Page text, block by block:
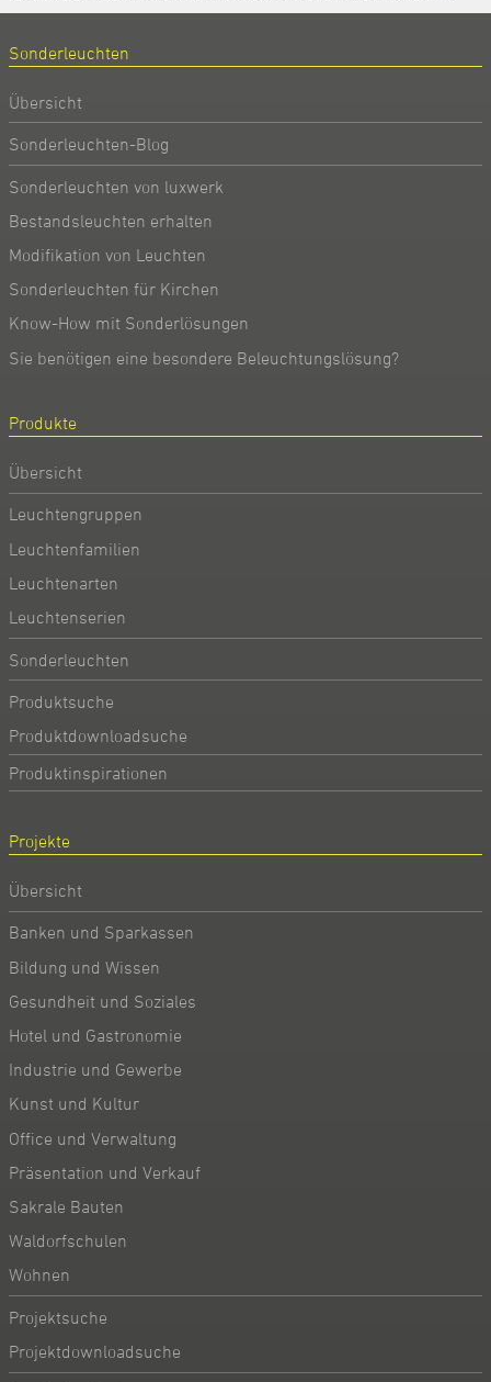
Sonderleuchten
Übersicht
Sonderleuchten-Blog
Sonderleuchten von luxwerk
Bestandsleuchten erhalten
Modifikation von Leuchten
Sonderleuchten für Kirchen
Know-How mit Sonderlösungen
Sie benötigen eine besondere Beleuchtungslösung?
Produkte
Übersicht
Leuchtengruppen
Leuchtenfamilien
Leuchtenarten
Leuchtenserien
Sonderleuchten
Produktsuche
Produktdownloadsuche
Produktinspirationen
Projekte
Übersicht
Banken und Sparkassen
Bildung und Wissen
Gesundheit und Soziales
Hotel und Gastronomie
Industrie und Gewerbe
Kunst und Kultur
Office und Verwaltung
Präsentation und Verkauf
Sakrale Bauten
Waldorfschulen
Wohnen
Projektsuche
Projektdownloadsuche